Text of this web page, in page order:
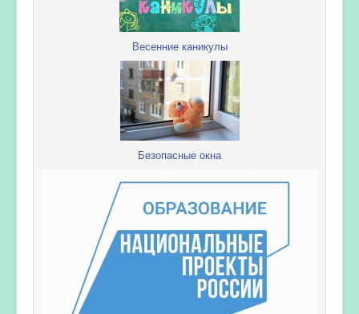
Весенние каникулы
Безопасные окна